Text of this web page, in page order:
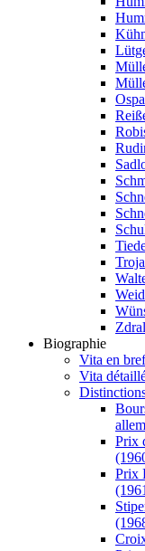
Biographie
Vita en bref
Vita
Prix
Prix